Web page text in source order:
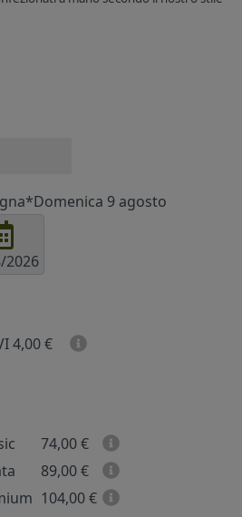
Domenica 9 agosto
4,00 €
74,00€
89,00€
104,00€